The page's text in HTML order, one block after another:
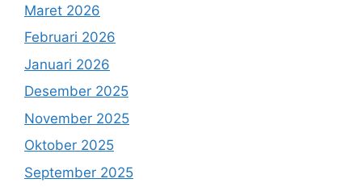
Maret 2026
Februari 2026
Januari 2026
Desember 2025
November 2025
Oktober 2025
September 2025